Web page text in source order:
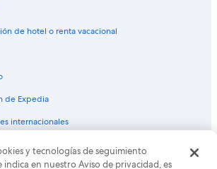
El Cayaco
Largo
de hotel o renta vacacional
de Expedia
internacionales
una empresa de Expedia Group. Todos los
Expedia y el logo de Expedia son marcas
y tecnologías de seguimiento
indica en nuestro Aviso de privacidad, es